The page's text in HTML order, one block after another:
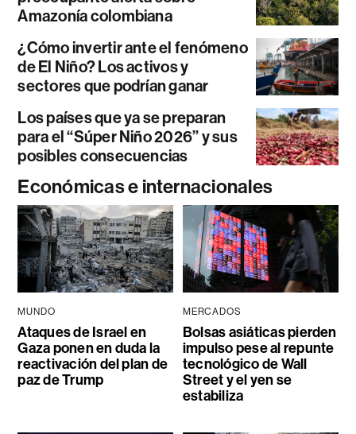
Amazonía colombiana
¿Cómo invertir ante el fenómeno
de El Niño? Los activos y
sectores que podrían ganar
Los países que ya se preparan
para el “Súper Niño 2026” y sus
posibles consecuencias
Económicas e internacionales
MUNDO
Ataques de Israel en
Gaza ponen en duda la
reactivación del plan de
paz de Trump
MERCADOS
Bolsas asiáticas pierden
impulso pese al repunte
tecnológico de Wall
Street y el yen se
estabiliza